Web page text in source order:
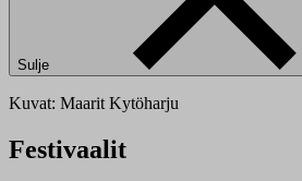
Sulje
Kuvat: Maarit Kytöharju
Festivaalit